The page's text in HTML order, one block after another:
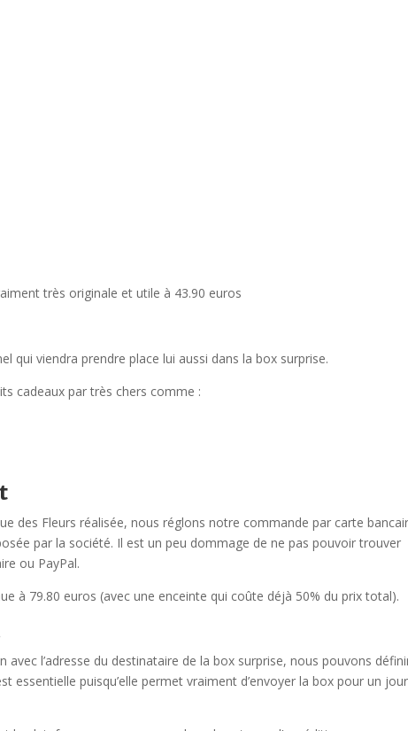
très originale et utile à 43.90 euros
qui viendra prendre place lui aussi dans la box surprise.
cadeaux par très chers comme :
des Fleurs réalisée, nous réglons notre commande par carte
par la société. Il est un peu dommage de ne pas pouvoir trouver
ou PayPal.
à 79.80 euros (avec une enceinte qui coûte déjà 50% du prix total).
l’adresse du destinataire de la box surprise, nous pouvons
essentielle puisqu’elle permet vraiment d’envoyer la box pour un jour